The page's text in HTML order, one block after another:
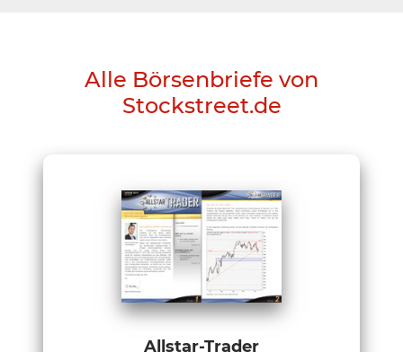
Alle Börsenbriefe von
Stockstreet.de
Allstar-Trader